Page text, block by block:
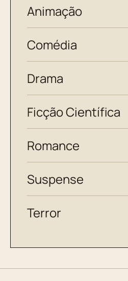
Animação
Comédia
Drama
Ficção Científica
Romance
Suspense
Terror